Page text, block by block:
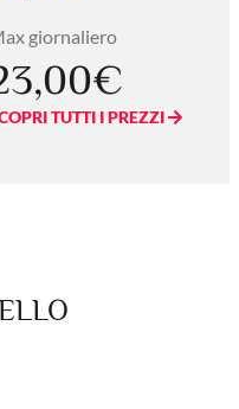
giornaliero
TUTTI I PREZZI